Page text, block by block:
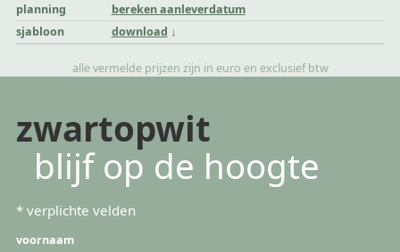
planning
bereken aanleverdatum
sjabloon
download
alle vermelde prijzen zijn in euro en exclusief btw
zwartopwit
blijf op de hoogte
* verplichte velden
voornaam